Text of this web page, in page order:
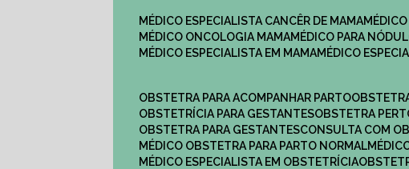
MÉDICO ESPECIALISTA CANCÊR DE MAMA
MÉDICO ONCOLOGIA MAMA
MÉDICO PARA
MÉDICO ESPECIALISTA EM MAMA
MÉDICO
OBSTETRA PARA ACOMPANHAR PARTO
OBSTETRÍCIA PARA GESTANTES
OBSTETRA
OBSTETRA PARA GESTANTES
CONSULTA COM
MÉDICO OBSTETRA PARA PARTO NORMAL
MÉDICO ESPECIALISTA EM OBSTETRÍCIA